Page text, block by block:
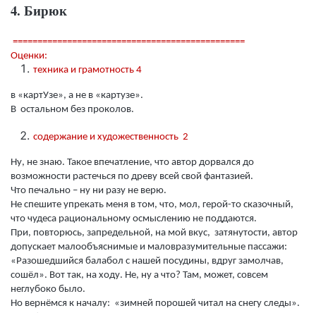
4. Бирюк
===============================================
Оценки:
техника и грамотность 4
в «картУзе», а не в «картузе».
В остальном без проколов.
содержание и художественность 2
Ну, не знаю. Такое впечатление, что автор дорвался до
возможности растечься по древу всей свой фантазией.
Что печально – ну ни разу не верю.
Не спешите упрекать меня в том, что, мол, герой-то сказочный,
что чудеса рациональному осмыслению не поддаются.
При, повторюсь, запредельной, на мой вкус, затянутости, автор
допускает малообъяснимые и маловразумительные пассажи:
«Разошедшийся балабол с нашей посудины, вдруг замолчав,
сошёл». Вот так, на ходу. Не, ну а что? Там, может, совсем
неглубоко было.
Но вернёмся к началу: «зимней порошей читал на снегу следы».